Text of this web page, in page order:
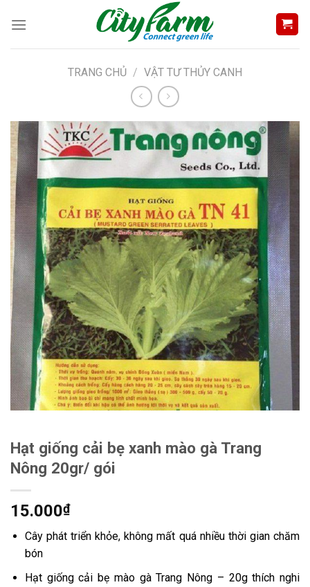
TRANG CHỦ / VẬT TƯ THỦY CANH
Hạt giống cải bẹ xanh mào gà Trang
Nông 20gr/ gói
15.000₫
Cây phát triển khỏe, không mất quá nhiều thời gian chăm
bón​
Hạt giống cải bẹ mào gà Trang Nông – 20g thích nghi